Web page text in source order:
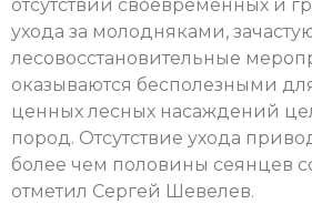
отсутствии своевременных и
ухода за молодняками,
лесовосстановительные
оказываются бесполезными
ценных лесных насаждений
пород. Отсутствие ухода
более чем половины сеянцев
отметил Сергей Шевелев.